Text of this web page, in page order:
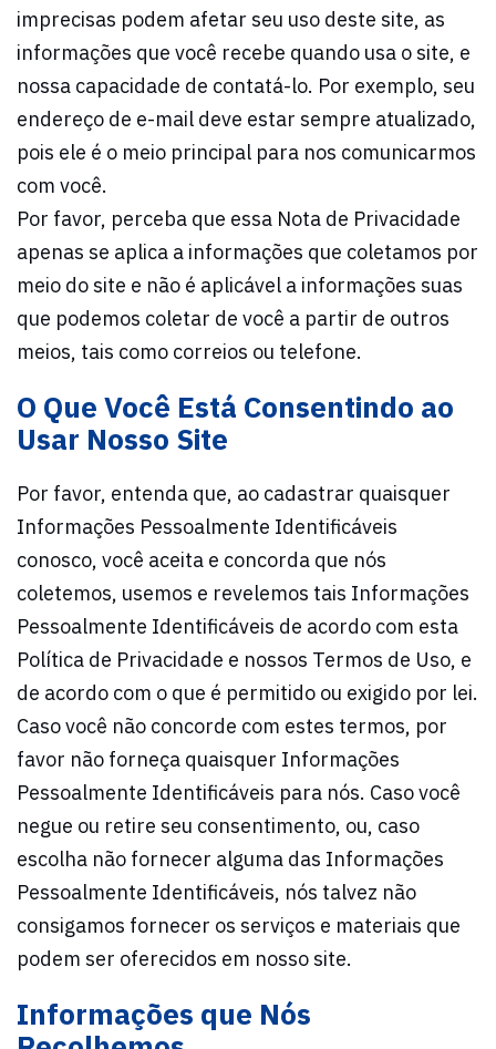
imprecisas podem afetar seu uso deste site, as
informações que você recebe quando usa o site, e
nossa capacidade de contatá-lo. Por exemplo, seu
endereço de e-mail deve estar sempre atualizado,
pois ele é o meio principal para nos comunicarmos
com você.
Por favor, perceba que essa Nota de Privacidade
apenas se aplica a informações que coletamos por
meio do site e não é aplicável a informações suas
que podemos coletar de você a partir de outros
meios, tais como correios ou telefone.
O Que Você Está Consentindo ao
Usar Nosso Site
Por favor, entenda que, ao cadastrar quaisquer
Informações Pessoalmente Identificáveis
conosco, você aceita e concorda que nós
coletemos, usemos e revelemos tais Informações
Pessoalmente Identificáveis de acordo com esta
Política de Privacidade e nossos Termos de Uso, e
de acordo com o que é permitido ou exigido por lei.
Caso você não concorde com estes termos, por
favor não forneça quaisquer Informações
Pessoalmente Identificáveis para nós. Caso você
negue ou retire seu consentimento, ou, caso
escolha não fornecer alguma das Informações
Pessoalmente Identificáveis, nós talvez não
consigamos fornecer os serviços e materiais que
podem ser oferecidos em nosso site.
Informações que Nós